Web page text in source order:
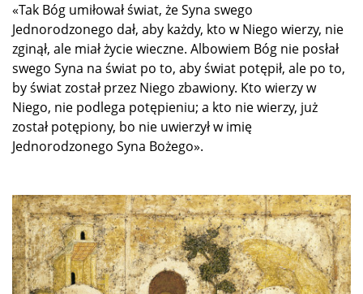
«Tak Bóg umiłował świat, że Syna swego
Jednorodzonego dał, aby każdy, kto w Niego wierzy, nie
zginął, ale miał życie wieczne. Albowiem Bóg nie posłał
swego Syna na świat po to, aby świat potępił, ale po to,
by świat został przez Niego zbawiony. Kto wierzy w
Niego, nie podlega potępieniu; a kto nie wierzy, już
został potępiony, bo nie uwierzył w imię
Jednorodzonego Syna Bożego».